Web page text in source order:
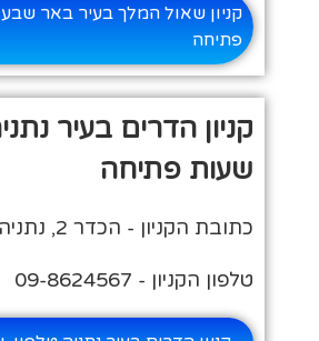
קניון שאול המלך בעיר באר
פתיחה
קניון הדרים בעיר
שעות פתיחה
כתובת הקניון - הכדר 2, נתניה
טלפון הקניון - 09-8624567